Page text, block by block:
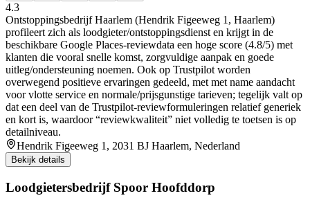
4.3
Ontstoppingsbedrijf Haarlem (Hendrik Figeeweg 1, Haarlem)
profileert zich als loodgieter/ontstoppingsdienst en krijgt in de
beschikbare Google Places-reviewdata een hoge score (4.8/5) met
klanten die vooral snelle komst, zorgvuldige aanpak en goede
uitleg/ondersteuning noemen. Ook op Trustpilot worden
overwegend positieve ervaringen gedeeld, met met name aandacht
voor vlotte service en normale/prijsgunstige tarieven; tegelijk valt op
dat een deel van de Trustpilot-reviewformuleringen relatief generiek
en kort is, waardoor “reviewkwaliteit” niet volledig te toetsen is op
detailniveau.
Hendrik Figeeweg 1, 2031 BJ Haarlem, Nederland
Bekijk details
Loodgietersbedrijf Spoor Hoofddorp